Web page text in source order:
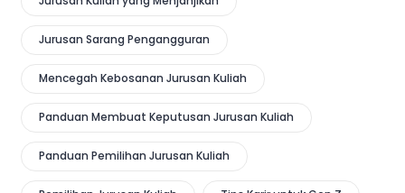
Jurusan Sarang Pengangguran
Mencegah Kebosanan Jurusan Kuliah
Panduan Membuat Keputusan Jurusan Kuliah
Panduan Pemilihan Jurusan Kuliah